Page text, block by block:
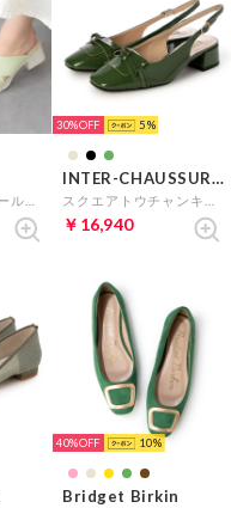
30% 5
INTER-CHAUSSURES
￥16,940
40% 10
Bridget Birkin